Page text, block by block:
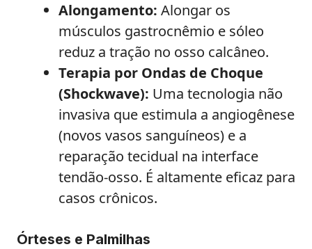
Alongamento: Alongar os
músculos gastrocnêmio e sóleo
reduz a tração no osso calcâneo.
Terapia por Ondas de Choque
(Shockwave): Uma tecnologia não
invasiva que estimula a angiogênese
(novos vasos sanguíneos) e a
reparação tecidual na interface
tendão-osso. É altamente eficaz para
casos crônicos.
Órteses e Palmilhas